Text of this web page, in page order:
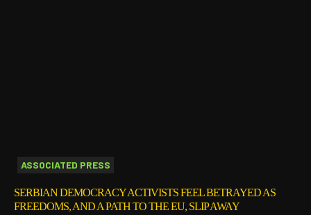
ASSOCIATED PRESS
SERBIAN DEMOCRACY ACTIVISTS FEEL BETRAYED AS
FREEDOMS, AND A PATH TO THE EU, SLIP AWAY